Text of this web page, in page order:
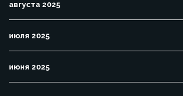
августа 2025
июля 2025
июня 2025